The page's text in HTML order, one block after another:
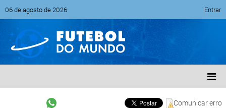
06 de agosto de 2026 Entrar
Comunicar erro